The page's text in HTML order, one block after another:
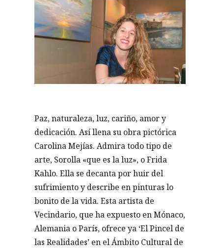
Paz, naturaleza, luz, cariño, amor y
dedicación. Así llena su obra pictórica
Carolina Mejías. Admira todo tipo de
arte, Sorolla «que es la luz», o Frida
Kahlo. Ella se decanta por huir del
sufrimiento y describe en pinturas lo
bonito de la vida. Esta artista de
Vecindario, que ha expuesto en Mónaco,
Alemania o París, ofrece ya ‘El Pincel de
las Realidades’ en el Ámbito Cultural de